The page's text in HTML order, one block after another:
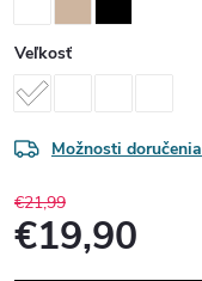
Veľkosť
Možnosti doručenia
€21,99
€19,90